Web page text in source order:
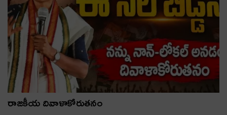
రాజకీయ దివాళాకోరుతనం